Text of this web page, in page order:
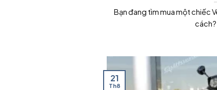
Bạn đang tìm mua một chiếc
cách?
21
Th8